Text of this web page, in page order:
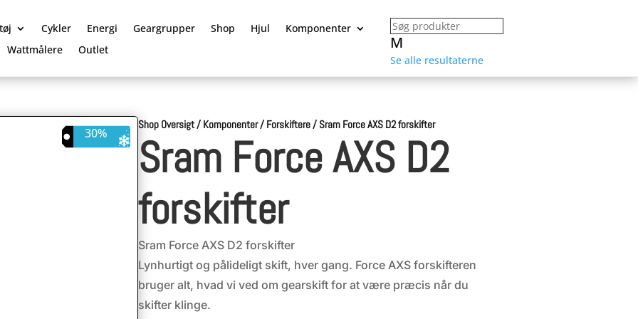
Cykler Energi Geargrupper Shop Hjul
Komponenter
Wattmålere
Outlet M
Se alle resultaterne
30%
Shop Oversigt / Komponenter/ Forskiftere / Sram Force AXS D2 forskifter
Sram Force AXS D2
forskifter
Sram Force AXS D2 forskifter
Lynhurtigt og pålideligt skift, hver gang. Force AXS forskifteren
bruger alt, hvad vi ved om gearskift for at være præcis når du
skifter klinge.